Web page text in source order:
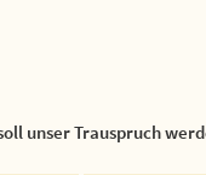
unser Trauspruch